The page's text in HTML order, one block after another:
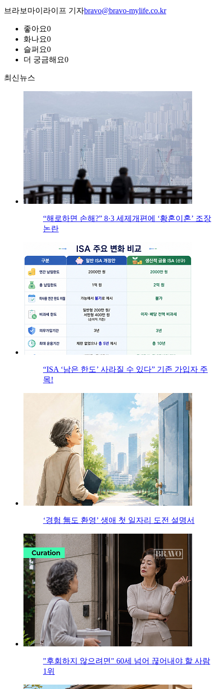
브라보마이라이프 기자bravo@bravo-mylife.co.kr
좋아요0
화나요0
슬퍼요0
더 궁금해요0
최신뉴스
“해로하면 손해?” 8·3 세제개편에 ‘황혼이혼’ 조장
논란
“ISA ‘남은 한도’ 사라질 수 있다” 기존 가입자 주
목!
‘경험 無도 환영’ 생애 첫 일자리 도전 설명서
"후회하지 않으려면" 60세 넘어 끊어내야 할 사람
1위